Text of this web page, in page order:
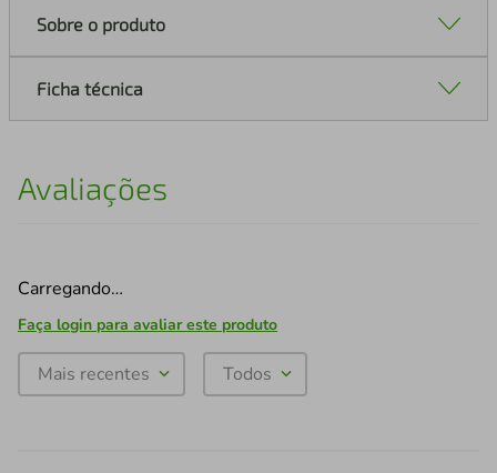
Sobre o produto
Ficha técnica
Avaliações
Carregando…
Faça login para avaliar este produto
Mais recentes Todos